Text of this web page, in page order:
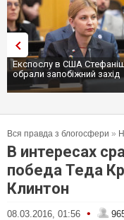
Трамп не передасть
сотні ракет до Patriot,
Вся правда з блогосфери »
В интересах
победа Теда
Клинтон
08.03.2016, 01:56 •